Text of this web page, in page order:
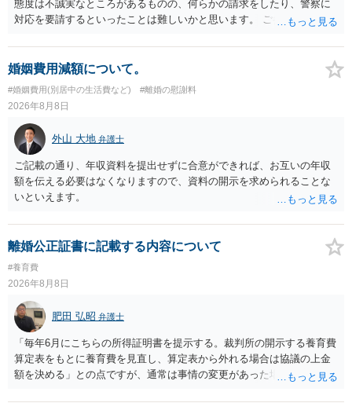
態度は不誠実なところがあるものの、何らかの請求をしたり、警察に
対応を要請するといったことは難しいかと思います。 ご参考になれば
婚姻費用減額について。
#婚姻費用(別居中の生活費など) #離婚の慰謝料
2026年8月8日
外山 大地 弁護士
ご記載の通り、年収資料を提出せずに合意ができれば、お互いの年収
額を伝える必要はなくなりますので、資料の開示を求められることな
いといえます。
離婚公正証書に記載する内容について
#養育費
2026年8月8日
肥田 弘昭 弁護士
「毎年6月にこちらの所得証明書を提示する。裁判所の開示する養育費
算定表をもとに養育費を見直し、算定表から外れる場合は協議の上金
額を決める」との点ですが、通常は事情の変更があった場合に変更し
来なかった事情の変更により双方協議の上増減出来る」と「通知義務